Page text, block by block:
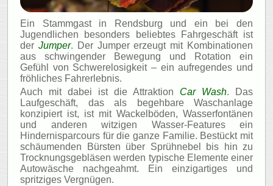
Ein Stammgast in Rendsburg und ein bei den
Jugendlichen besonders beliebtes Fahrgeschäft ist
der Jumper. Der Jumper erzeugt mit Kombinationen
aus schwingender Bewegung und Rotation ein
Gefühl von Schwerelosigkeit – ein aufregendes und
fröhliches Fahrerlebnis.
Auch mit dabei ist die Attraktion Car Wash. Das
Laufgeschäft, das als begehbare Waschanlage
konzipiert ist, ist mit Wackelböden, Wasserfontänen
und anderen witzigen Wasser-Features ein
Hindernisparcours für die ganze Familie. Bestückt mit
schäumenden Bürsten über Sprühnebel bis hin zu
Trocknungsgebläsen werden typische Elemente einer
Autowäsche nachgeahmt. Ein einzigartiges und
spritziges Vergnügen.